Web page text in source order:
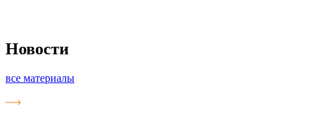
Новости
все материалы